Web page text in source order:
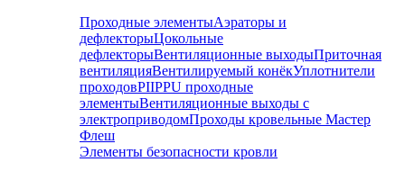
Проходные элементыАэраторы и
дефлекторыЦокольные
дефлекторыВентиляционные выходыПриточная
вентиляцияВентилируемый конёкУплотнители
проходовPIIPPU проходные
элементыВентиляционные выходы с
электроприводомПроходы кровельные Мастер
Флеш
Элементы безопасности кровли